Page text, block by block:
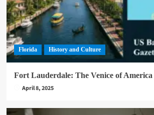
Florida History and Culture
Fort Lauderdale: The Venice of America
April 8, 2025